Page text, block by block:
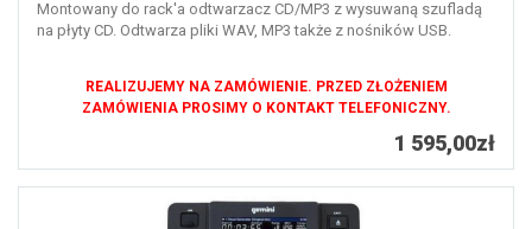
Montowany do rack'a odtwarzacz CD/MP3 z wysuwaną szufladą
na płyty CD. Odtwarza pliki WAV, MP3 także z nośników USB.
REALIZUJEMY NA ZAMÓWIENIE. PRZED ZŁOŻENIEM
ZAMÓWIENIA PROSIMY O KONTAKT TELEFONICZNY.
1 595,00zł